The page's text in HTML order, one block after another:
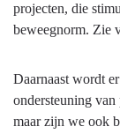
programma
projecten, die
beweegnorm. Zie
Daarnaast wordt
ondersteuning van
maar zijn we ook